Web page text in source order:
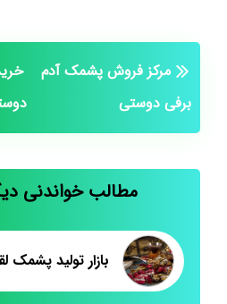
مرکز فروش پشمک آدم
برفی دوستی
مطالب خواندنی